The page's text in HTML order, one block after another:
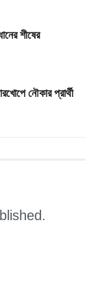
শীষের
নৌকার প্রার্থী